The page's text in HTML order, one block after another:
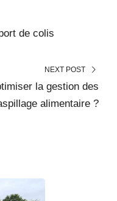
de colis
NEXT POST
la gestion des
alimentaire ?